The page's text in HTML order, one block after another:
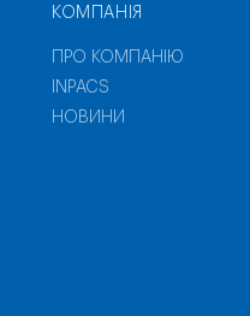
КОМПАНІЯ
ПРО КОМПАНІЮ
INPACS
НОВИНИ